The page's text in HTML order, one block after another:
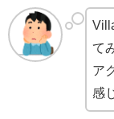
て
ア
感